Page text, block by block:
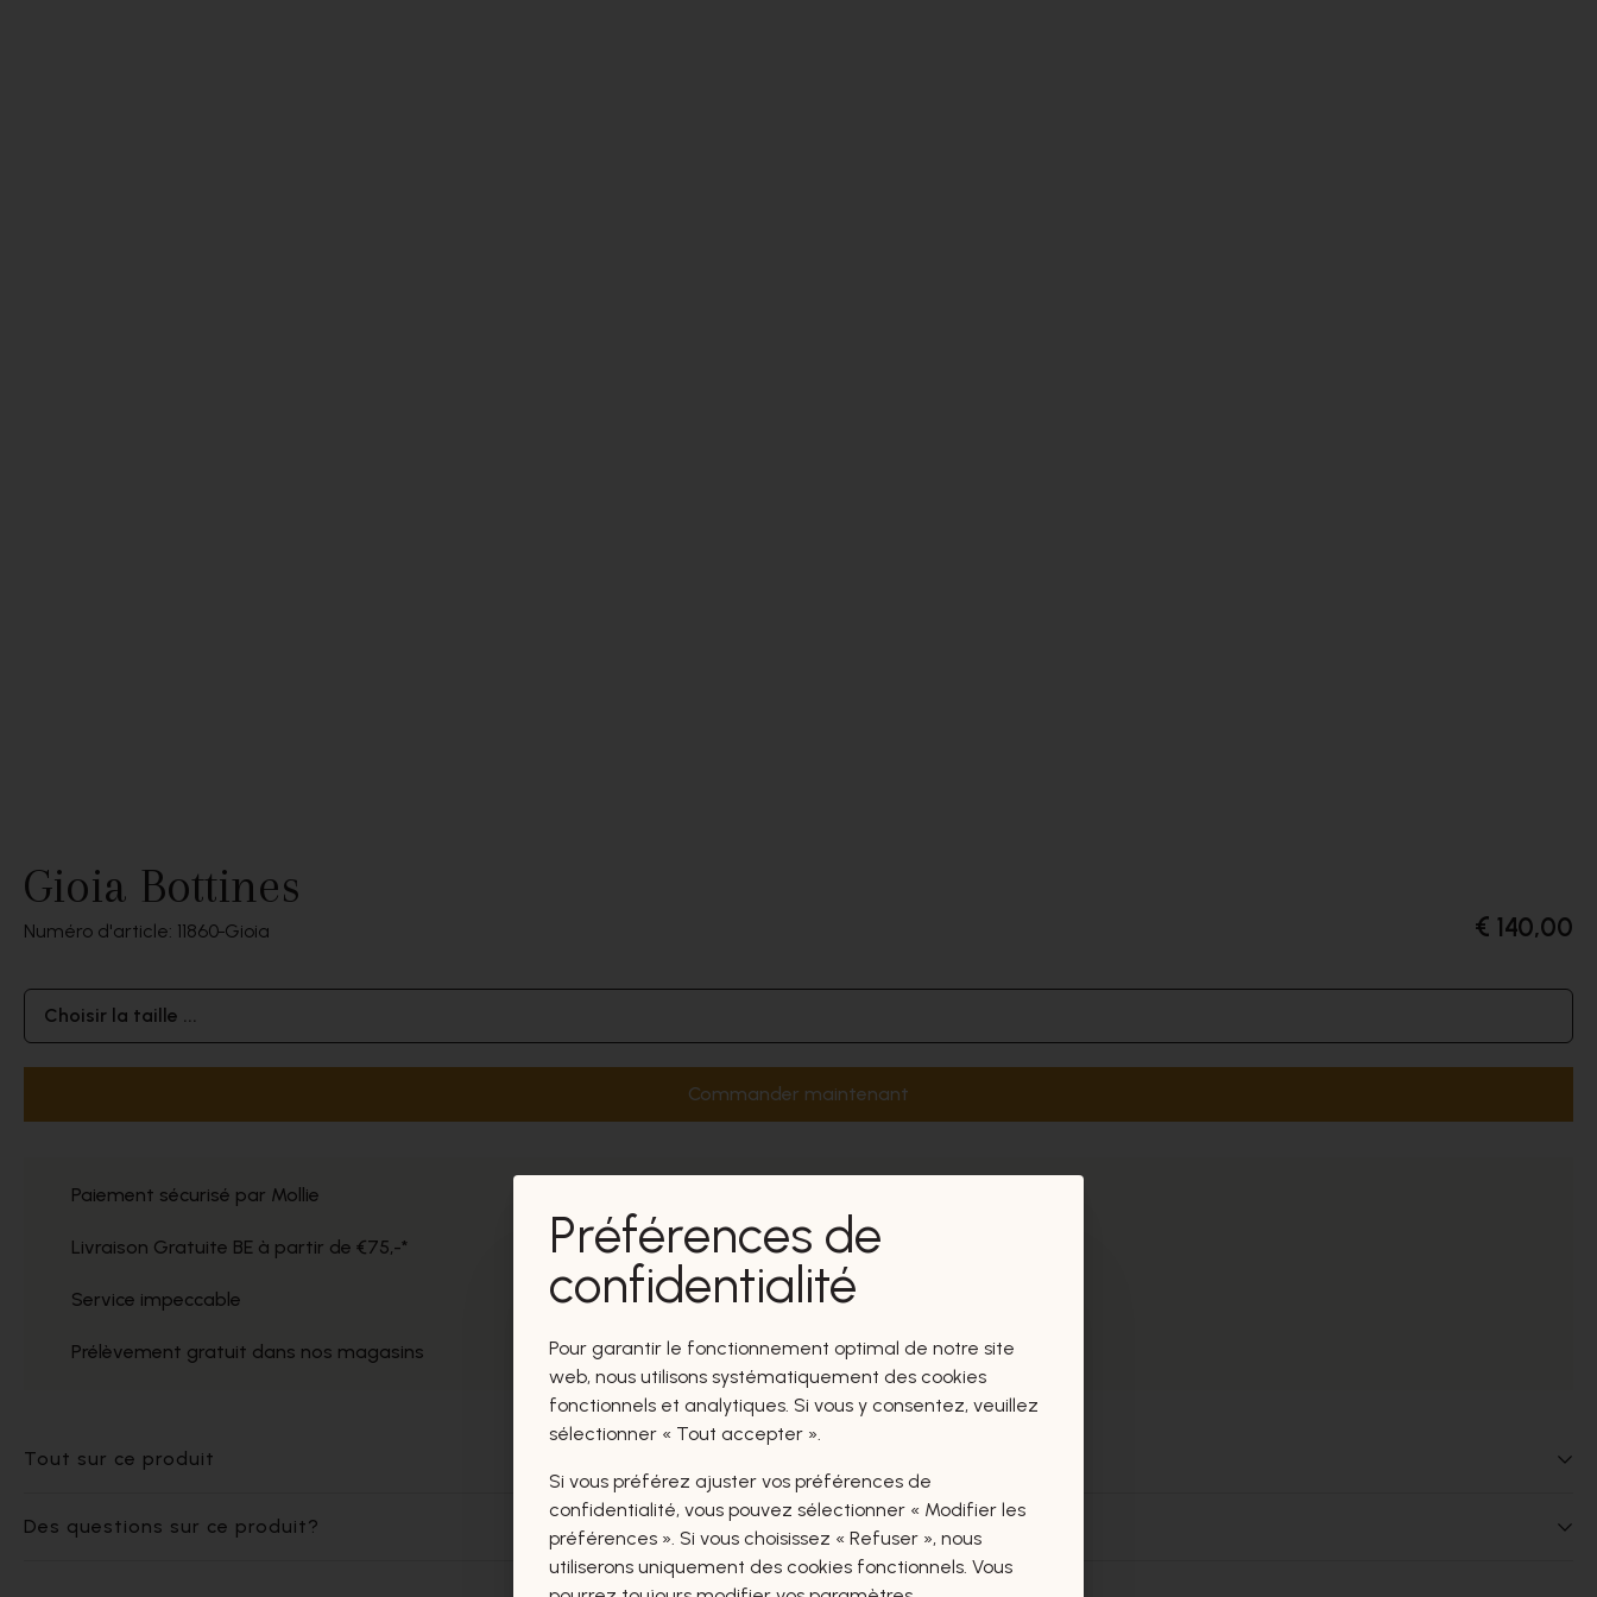
Gioia Bottines
Numéro d'article: 11860 Gioia € 140,00
Choisir la taille ...
Commander maintenant
Paiement sécurisé par Mollie
Livraison Gratuite BE à partir de €75,-*
Service impeccable
Prélèvement gratuit dans nos magasins
Tout sur ce produit
Des questions sur ce produit?
Préférences de
confidentialité
Pour garantir le fonctionnement optimal de notre site
web, nous utilisons systématiquement des cookies
fonctionnels et analytiques. Si vous y consentez, veuillez
sélectionner « Tout accepter ».
Si vous préférez ajuster vos préférences de
confidentialité, vous pouvez sélectionner « Modifier les
préférences ». Si vous choisissez « Refuser », nous
utiliserons uniquement des cookies fonctionnels. Vous